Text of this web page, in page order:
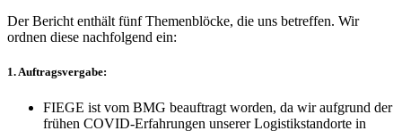
Der Bericht enthält fünf Themenblöcke, die uns betreffen. Wir
ordnen diese nachfolgend ein:
1. Auftragsvergabe:
FIEGE ist vom BMG beauftragt worden, da wir aufgrund der
frühen COVID-Erfahrungen unserer Logistikstandorte in